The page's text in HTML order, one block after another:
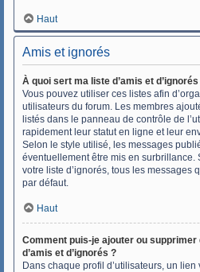
Haut
Amis et ignorés
À quoi sert ma liste d’amis et d’ignorés
Vous pouvez utiliser ces listes afin
utilisateurs du forum. Les membres
listés dans le panneau de contrôle de
rapidement leur statut en ligne et leur
Selon le style utilisé, les messages
éventuellement être mis en surbrillance.
votre liste d’ignorés, tous les messages
par défaut.
Haut
Comment puis-je ajouter ou
d’amis et d’ignorés ?
Dans chaque profil d’utilisateurs, un